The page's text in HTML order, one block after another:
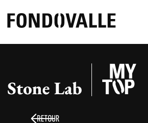
RETOUR
Stone Lab